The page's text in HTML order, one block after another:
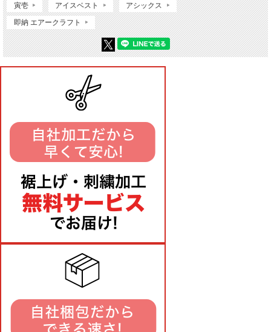
寅壱 アイスベスト アシックス
即納 エアークラフト